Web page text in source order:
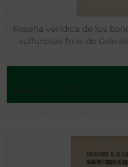
Reseña verídica de los
sulfurosas frías de